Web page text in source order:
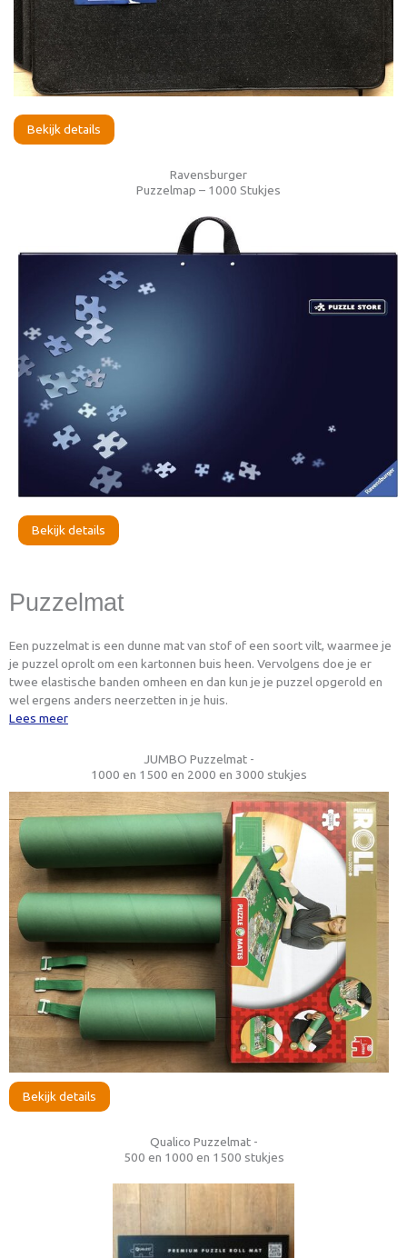
Bekijk details
Ravensburger
Puzzelmap – 1000 Stukjes
Bekijk details
Puzzelmat
Een puzzelmat is een dunne mat van stof of een soort vilt, waarmee je
je puzzel oprolt om een kartonnen buis heen. Vervolgens doe je er
twee elastische banden omheen en dan kun je je puzzel opgerold en
wel ergens anders neerzetten in je huis.
Lees meer
JUMBO Puzzelmat -
1000 en 1500 en 2000 en 3000 stukjes
Bekijk details
Qualico Puzzelmat -
500 en 1000 en 1500 stukjes